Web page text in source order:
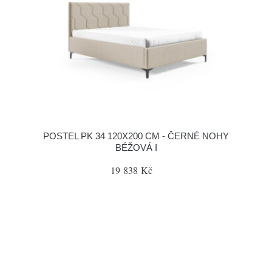
POSTEL PK 34 120X200 CM - ČERNÉ NOHY
BÉŽOVÁ I
19 838 Kč